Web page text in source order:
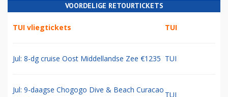
VOORDELIGE RETOURTICKETS
TUI vliegtickets TUI
Jul: 8-dg cruise Oost Middellandse Zee €1235 TUI
Jul: 9-daagse Chogogo Dive & Beach Curacao
TUI